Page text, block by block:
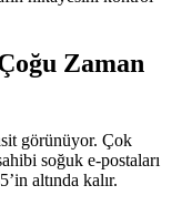
Zaman
görünüyor. Çok
soğuk e-postaları
altında kalır.